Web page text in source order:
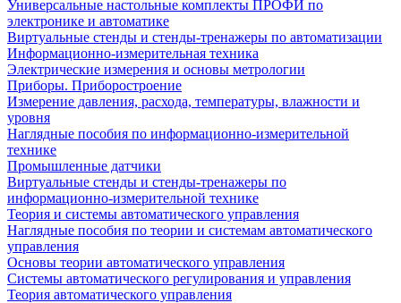
Универсальные настольные комплекты ПРОФИ по
электронике и автоматике
Виртуальные стенды и стенды-тренажеры по автоматизации
Информационно-измерительная техника
Электрические измерения и основы метрологии
Приборы. Приборостроение
Измерение давления, расхода, температуры, влажности и
уровня
Наглядные пособия по информационно-измерительной
технике
Промышленные датчики
Виртуальные стенды и стенды-тренажеры по
информационно-измерительной технике
Теория и системы автоматического управления
Наглядные пособия по теории и системам автоматического
управления
Основы теории автоматического управления
Системы автоматического регулирования и управления
Теория автоматического управления